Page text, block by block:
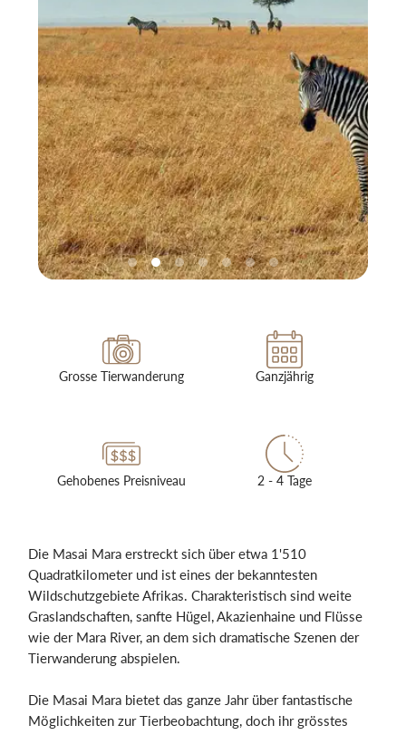
Grosse Tierwanderung Ganzjährig
Gehobenes Preisniveau 2 - 4 Tage
Die Masai Mara erstreckt sich über etwa 1'510
Quadratkilometer und ist eines der bekanntesten
Wildschutzgebiete Afrikas. Charakteristisch sind weite
Graslandschaften, sanfte Hügel, Akazienhaine und Flüsse
wie der Mara River, an dem sich dramatische Szenen der
Tierwanderung abspielen.
Die Masai Mara bietet das ganze Jahr über fantastische
Möglichkeiten zur Tierbeobachtung, doch ihr grösstes